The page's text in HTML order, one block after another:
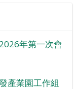
年第一次會
產業園工作組